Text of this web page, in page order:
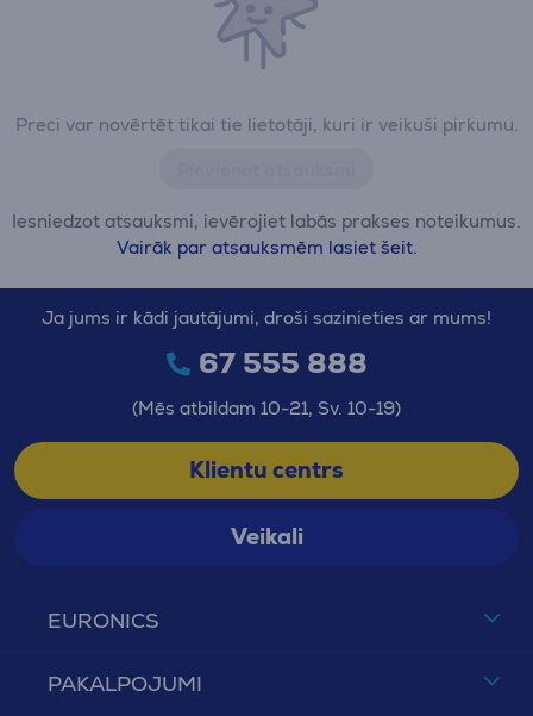
Preci var novērtēt tikai tie lietotāji, kuri ir veikuši pirkumu.
Iesniedzot atsauksmi, ievērojiet labās prakses noteikumus.
Vairāk par atsauksmēm lasiet šeit.
EURONICS
PAKALPOJUMI
Ja jums ir kādi jautājumi, droši sazinieties ar mums!
67 555 888
(Mēs atbildam 10-21, Sv. 10-19)
Klientu centrs
Veikali